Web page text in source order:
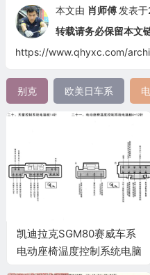
本文由 肖师傅 发表
转载请务必保留本文
https://www.qhyxc.com/
别克 欧美日车系
凯迪拉克SGM80赛威车系
电动座椅温度控制系统电脑